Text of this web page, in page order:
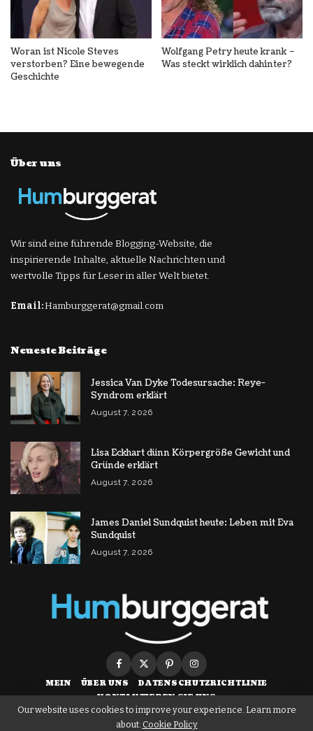
Woran ist Nicole Steves
verstorben? Eine bewegende
Geschichte
Wolfgang Petry heute krank –
Was steckt wirklich dahinter?
Über uns
Wir sind eine führende Blogging-Website, die
inspirierende Inhalte, aktuelle Nachrichten und
wertvolle Tipps für Leser in aller Welt bietet.
Email:Hamburggerat@gmail.com
Neueste Beiträge
Jessica Van Dyke Todesursache: Reye-
Syndrom erklärt
August 7, 2026
Lisa Eckhart dünn Körpergröße Gewicht und
Gründe erklärt
August 7, 2026
James Daniel Sundquist heute: Leben mit Eva
Sundquist
August 7, 2026
MEIN ÜBER UNS
DATENSCHUTZRICHTLINIE
KONTAKTIEREN SIE UNS
Our website uses cookies to improve your experience. Learn more
about: Cookie Policy